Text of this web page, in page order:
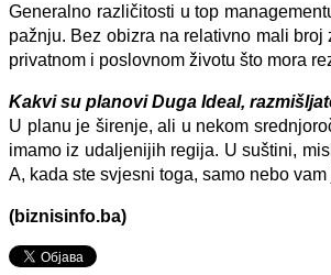
Generalno različitosti u top
pažnju. Bez obizra na relativno mali
privatnom i poslovnom životu što mora
Kakvi su planovi Duga Ideal,
U planu je širenje, ali u nekom
imamo iz udaljenijih regija. U suštini,
A, kada ste svjesni toga, samo nebo vam
(biznisinfo.ba)